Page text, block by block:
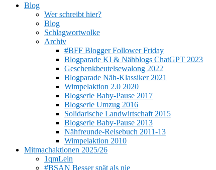
Blog
Wer schreibt hier?
Blog
Schlagwortwolke
Archiv
#BFF Blogger Follower Friday
Blogparade KI & Nähblogs ChatGPT 2023
Geschenkbeutelsewalong 2022
Blogparade Näh-Klassiker 2021
Wimpelaktion 2.0 2020
Blogserie Baby-Pause 2017
Blogserie Umzug 2016
Solidarische Landwirtschaft 2015
Blogserie Baby-Pause 2013
Nähfreunde-Reisebuch 2011-13
Wimpelaktion 2010
Mitmachaktionen 2025/26
1qmLein
#BSAN Besser spät als nie